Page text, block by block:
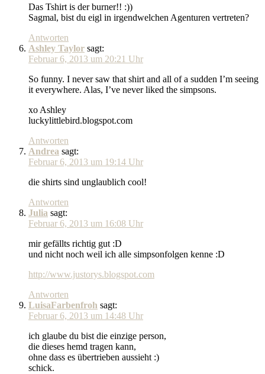
Das Tshirt is der burner!! :))
Sagmal, bist du eigl in irgendwelchen Agenturen vertreten?
Antworten
Ashley Taylor sagt:
Februar 6, 2013 um 20:21 Uhr
So funny. I never saw that shirt and all of a sudden I’m seeing
it everywhere. Alas, I’ve never liked the simpsons.
xo Ashley
luckylittlebird.blogspot.com
Antworten
Andrea sagt:
Februar 6, 2013 um 19:14 Uhr
die shirts sind unglaublich cool!
Antworten
Julia sagt:
Februar 6, 2013 um 16:08 Uhr
mir gefällts richtig gut :D
und nicht noch weil ich alle simpsonfolgen kenne :D
http://www.justorys.blogspot.com
Antworten
LuisaFarbenfroh sagt:
Februar 6, 2013 um 14:48 Uhr
ich glaube du bist die einzige person,
die dieses hemd tragen kann,
ohne dass es übertrieben aussieht :)
schick.